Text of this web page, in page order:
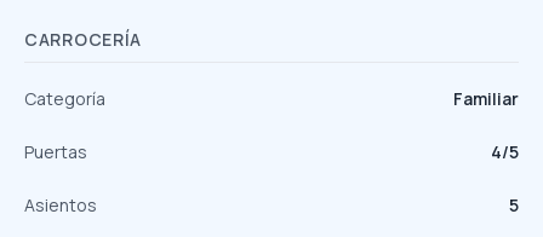
CARROCERÍA
Categoría Familiar
Puertas 4/5
Asientos 5